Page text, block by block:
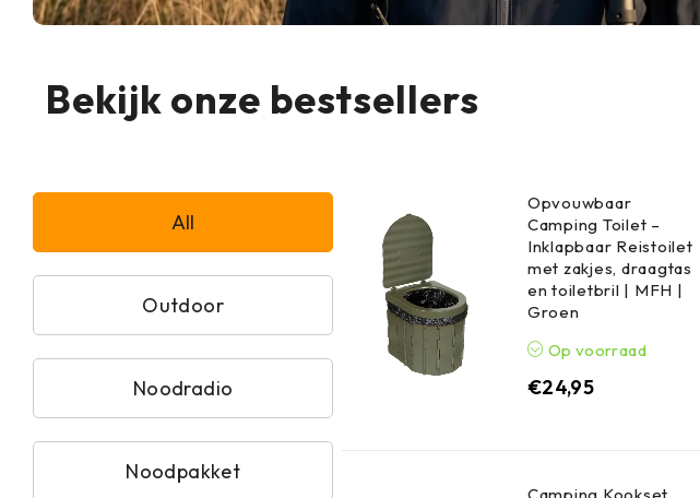
Bekijk onze bestsellers
All
Outdoor
Noodradio
Noodpakket
Opvouwbaar
Camping Toilet –
Inklapbaar Reistoilet
met zakjes, draagtas
en toiletbril | MFH |
Groen
Op voorraad
€24,95